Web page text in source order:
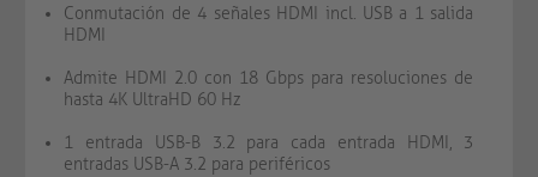
Conmutación de 4 señales HDMI incl. USB a 1 salida
HDMI
Admite HDMI 2.0 con 18 Gbps para resoluciones de
hasta 4K UltraHD 60 Hz
1 entrada USB-B 3.2 para cada entrada HDMI, 3
entradas USB-A 3.2 para periféricos